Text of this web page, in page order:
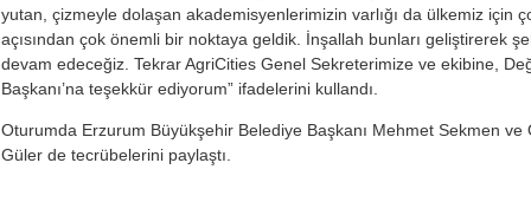
yutan, çizmeyle dolaşan akademisyenlerimizin varlığı da ülkemiz için
açısından çok önemli bir noktaya geldik. İnşallah bunları geliştirerek
devam edeceğiz. Tekrar AgriCities Genel Sekreterimize ve ekibine,
Başkanı’na teşekkür ediyorum” ifadelerini kullandı.
Oturumda Erzurum Büyükşehir Belediye Başkanı Mehmet Sekmen ve
Güler de tecrübelerini paylaştı.